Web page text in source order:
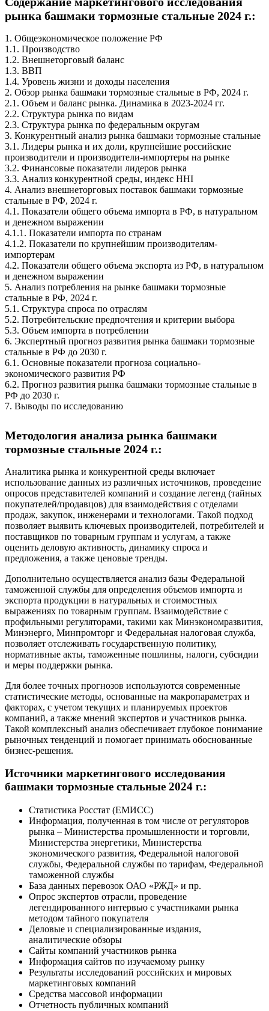
рынка башмаки тормозные стальные 2024 г.:
1. Общеэкономическое положение РФ
1.1. Производство
1.2. Внешнеторговый баланс
1.3. ВВП
1.4. Уровень жизни и доходы населения
2. Обзор рынка башмаки тормозные стальные в РФ, 2024 г.
2.1. Объем и баланс рынка. Динамика в 2023-2024 гг.
2.2. Структура рынка по видам
2.3. Структура рынка по федеральным округам
3. Конкурентный анализ рынка башмаки тормозные стальные
3.1. Лидеры рынка и их доли, крупнейшие российские
производители и производители-импортеры на рынке
3.2. Финансовые показатели лидеров рынка
3.3. Анализ конкурентной среды, индекс HHI
4. Анализ внешнеторговых поставок башмаки тормозные
стальные в РФ, 2024 г.
4.1. Показатели общего объема импорта в РФ, в натуральном
и денежном выражении
4.1.1. Показатели импорта по странам
4.1.2. Показатели по крупнейшим производителям-
импортерам
4.2. Показатели общего объема экспорта из РФ, в натуральном
и денежном выражении
5. Анализ потребления на рынке башмаки тормозные
стальные в РФ, 2024 г.
5.1. Структура спроса по отраслям
5.2. Потребительские предпочтения и критерии выбора
5.3. Объем импорта в потреблении
6. Экспертный прогноз развития рынка башмаки тормозные
стальные в РФ до 2030 г.
6.1. Основные показатели прогноза социально-
экономического развития РФ
6.2. Прогноз развития рынка башмаки тормозные стальные в
РФ до 2030 г.
7. Выводы по исследованию
Методология анализа рынка башмаки
тормозные стальные 2024 г.:
Аналитика рынка и конкурентной среды включает
использование данных из различных источников, проведение
опросов представителей компаний и создание легенд (тайных
покупателей/продавцов) для взаимодействия с отделами
продаж, закупок, инженерами и технологами. Такой подход
позволяет выявить ключевых производителей, потребителей и
поставщиков по товарным группам и услугам, а также
оценить деловую активность, динамику спроса и
предложения, а также ценовые тренды.
Дополнительно осуществляется анализ базы Федеральной
таможенной службы для определения объемов импорта и
экспорта продукции в натуральных и стоимостных
выражениях по товарным группам. Взаимодействие с
профильными регуляторами, такими как Минэкономразвития,
Минэнерго, Минпромторг и Федеральная налоговая служба,
позволяет отслеживать государственную политику,
нормативные акты, таможенные пошлины, налоги, субсидии
и меры поддержки рынка.
Для более точных прогнозов используются современные
статистические методы, основанные на макропараметрах и
факторах, с учетом текущих и планируемых проектов
компаний, а также мнений экспертов и участников рынка.
Такой комплексный анализ обеспечивает глубокое понимание
рыночных тенденций и помогает принимать обоснованные
бизнес-решения.
Источники маркетингового исследования
башмаки тормозные стальные 2024 г.:
Статистика Росстат (ЕМИСС)
Информация, полученная в том числе от регуляторов
рынка – Министерства промышленности и торговли,
Министерства энергетики, Министерства
экономического развития, Федеральной налоговой
службы, Федеральной службы по тарифам, Федеральной
таможенной службы
База данных перевозок ОАО «РЖД» и пр.
Опрос экспертов отрасли, проведение
легендированного интервью с участниками рынка
методом тайного покупателя
Деловые и специализированные издания,
аналитические обзоры
Сайты компаний участников рынка
Информация сайтов по изучаемому рынку
Результаты исследований российских и мировых
маркетинговых компаний
Средства массовой информации
Отчетность публичных компаний